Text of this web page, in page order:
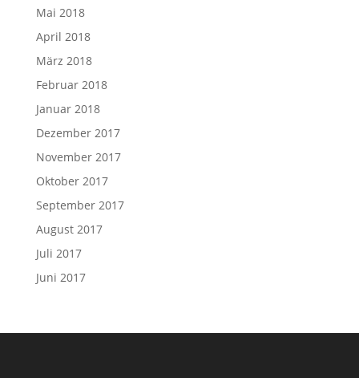
Mai 2018
April 2018
März 2018
Februar 2018
Januar 2018
Dezember 2017
November 2017
Oktober 2017
September 2017
August 2017
Juli 2017
Juni 2017